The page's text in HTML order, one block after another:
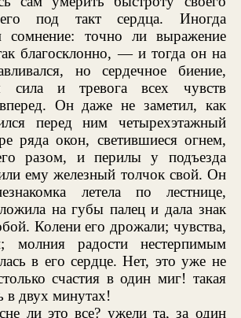
под такт сердца. Иногда
сомнение: точно ли выражение
благосклонно, — и тогда он на
но сердечное биение,
сила и тревога всех чувств
Он даже не заметил, как
перед ним четырехэтажный
ряда окон, светившиеся огнем,
разом, и перилы у подъезда
ему железный толчок свой. Он
летела по лестнице,
на губы палец и дала знак
Колени его дрожали; чувства,
молния радости нестерпимым
в его сердце. Нет, это уже не
счастия в один миг! такая
в двух минутах!
ли это все? ужели та, за один